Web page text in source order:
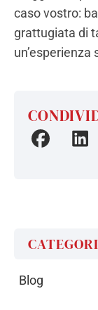
caso vostro:
grattugiata di
Condividi
Blog